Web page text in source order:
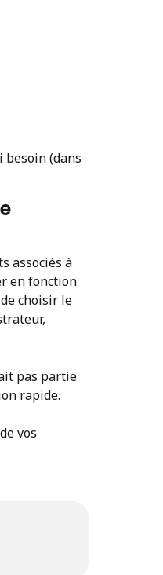
(dans
associés à
en fonction
choisir le
pas partie
rapide.
vos